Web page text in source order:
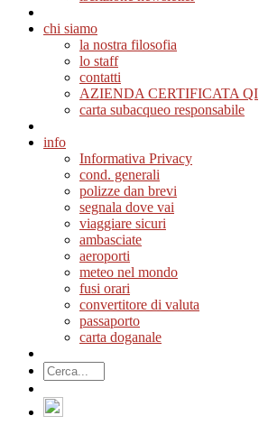
chi siamo
la nostra filosofia
lo staff
contatti
AZIENDA CERTIFICATA QI
carta subacqueo responsabile
info
Informativa Privacy
cond. generali
polizze dan brevi
segnala dove vai
viaggiare sicuri
ambasciate
aeroporti
meteo nel mondo
fusi orari
convertitore di valuta
passaporto
carta doganale